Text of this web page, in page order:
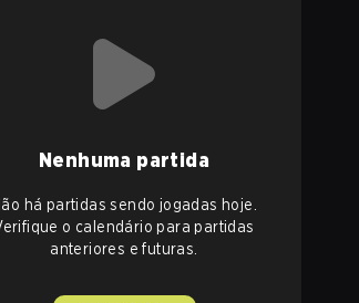
Nenhuma partida
há partidas sendo jogadas hoje.
o calendário para partidas
anteriores e futuras.